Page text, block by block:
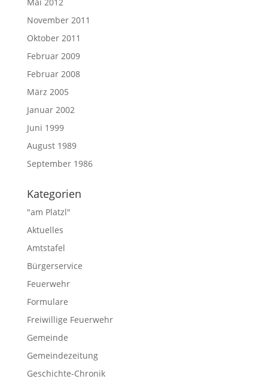
November 2011
Oktober 2011
Februar 2009
Februar 2008
März 2005
Januar 2002
Juni 1999
August 1989
September 1986
Kategorien
"am Platzl"
Aktuelles
Amtstafel
Bürgerservice
Feuerwehr
Formulare
Freiwillige Feuerwehr
Gemeinde
Gemeindezeitung
Geschichte-Chronik